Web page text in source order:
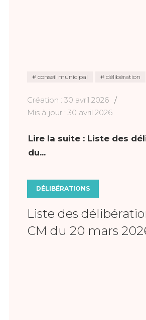
conseil municipal délibération
Création : 30 avril 2026
Mis à jour : 30 avril 2026
Lire la suite : Liste des
du...
DÉLIBÉRATIONS
Liste des
CM du 20 mars